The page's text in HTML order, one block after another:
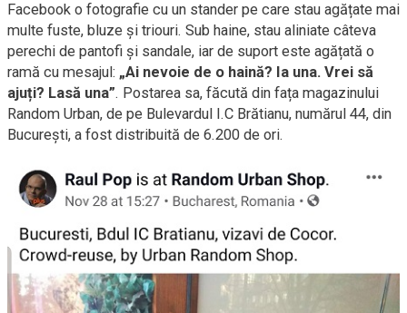
Facebook o fotografie cu un stander pe care stau agățate mai
multe fuste, bluze și triouri. Sub haine, stau aliniate câteva
perechi de pantofi și sandale, iar de suport este agățată o
ramă cu mesajul: „Ai nevoie de o haină? Ia una. Vrei să
ajuți? Lasă una”. Postarea sa, făcută din fața magazinului
Random Urban, de pe Bulevardul I.C Brătianu, numărul 44, din
București, a fost distribuită de 6.200 de ori.